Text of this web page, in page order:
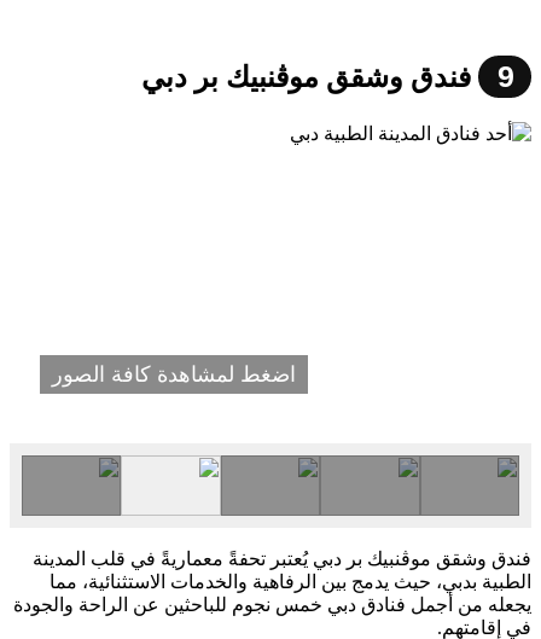
9 فندق وشقق موڤنبيك بر دبي
اضغط لمشاهدة كافة الصور
فندق وشقق موڤنبيك بر دبي يُعتبر تحفةً معماريةً في قلب المدينة
الطبية بدبي، حيث يدمج بين الرفاهية والخدمات الاستثنائية، مما
يجعله من أجمل فنادق دبي خمس نجوم للباحثين عن الراحة والجودة
في إقامتهم.